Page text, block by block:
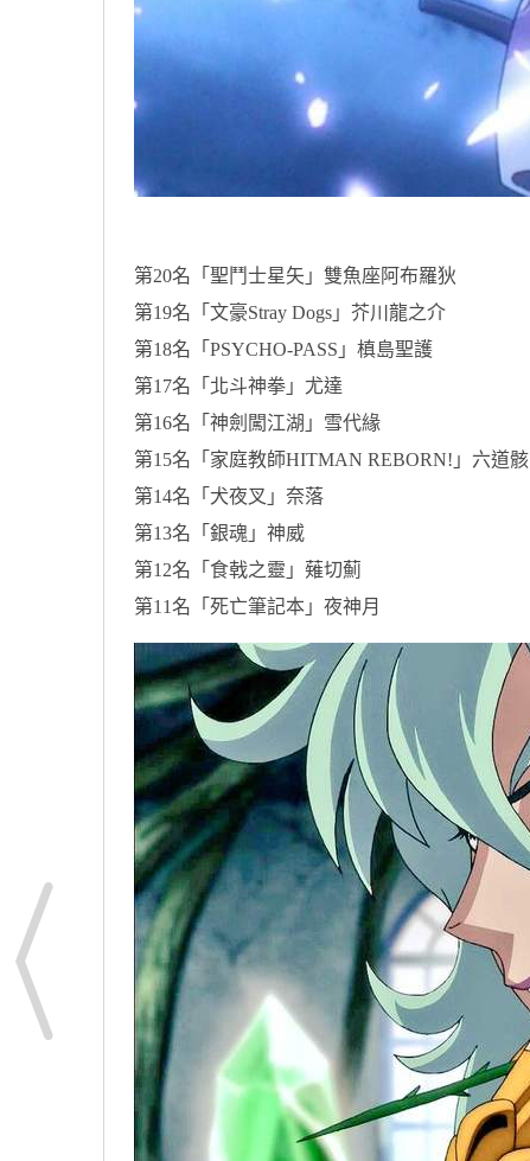
第20名「聖鬥士星矢」雙魚座阿布羅狄
第19名「文豪Stray Dogs」芥川龍之介
第18名「PSYCHO-PASS」槙島聖護
第17名「北斗神拳」尤達
第16名「神劍闖江湖」雪代緣
第15名「家庭教師HITMAN REBORN!」六道骸
第14名「犬夜叉」奈落
第13名「銀魂」神威
第12名「食戟之靈」薙切薊
第11名「死亡筆記本」夜神月